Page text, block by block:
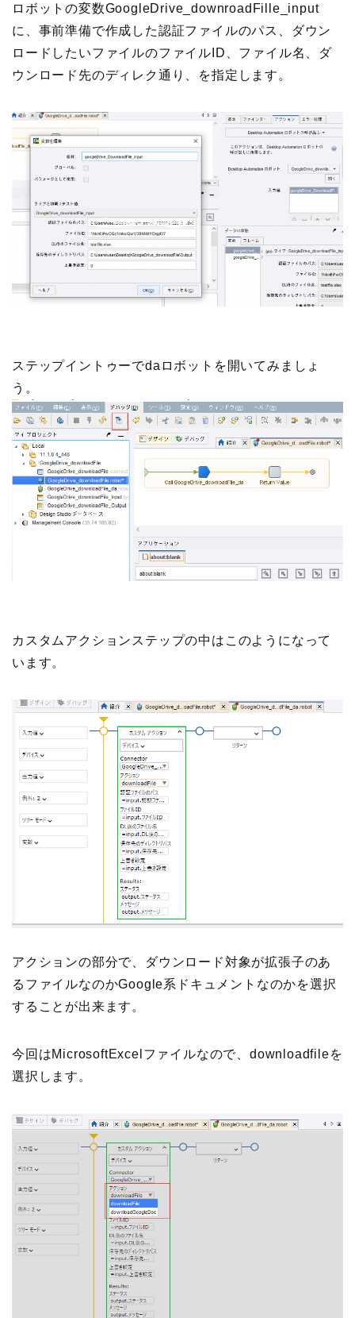
ロボットの変数GoogleDrive_downroadFille_input
に、事前準備で作成した認証ファイルのパス、ダウン
ロードしたいファイルのファイルID、ファイル名、ダ
ウンロード先のディレク通り 、を指定します。
ステップイントゥーでdaロボットを開いてみましょ
う。
カスタムアクションステップの中はこのようになって
います。
アクションの部分で、ダウンロード対象が拡張子のあ
るファイルなのかGoogle系ドキュメントなのかを選択
することが出来ます。
今回はMicrosoftExcelファイルなので、downloadfileを
選択します。